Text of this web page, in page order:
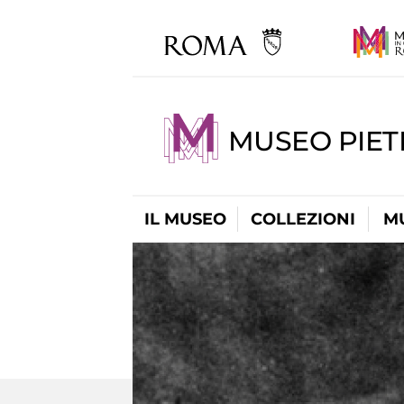
MUSEO
IL MUSEO COLLEZIONI